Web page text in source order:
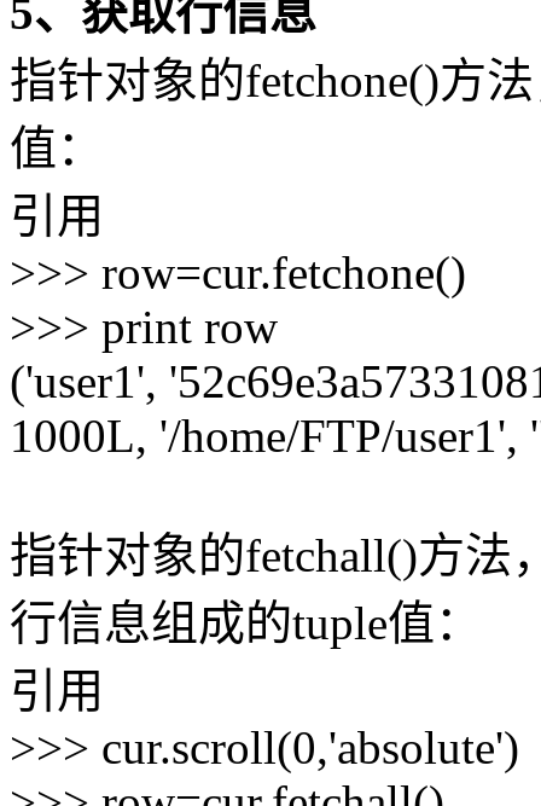
5、获取行信息
指针对象的fetchone()方
值：
引用
>>> row=cur.fetchone()
>>> print row
('user1',
1000L, '/home/FTP/user1',
指针对象的fetchall()方法
行信息组成的tuple值：
引用
>>> cur.scroll(0,'absolute')